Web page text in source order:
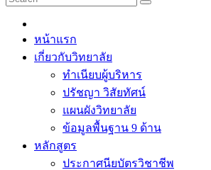
หน้าแรก
เกี่ยวกับวิทยาลัย
ทำเนียบผู้บริหาร
ปรัชญา วิสัยทัศน์
แผนผังวิทยาลัย
ข้อมูลพื้นฐาน 9 ด้าน
หลักสูตร
ประกาศนียบัตรวิชาชีพ